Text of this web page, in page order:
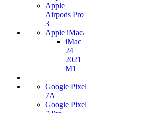
Apple
Airpods Pro
3
Apple iMac
iMac
24
2021
M1
Google Pixel
7А
Google Pixel